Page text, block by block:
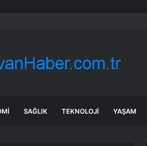
Almanya’da Her Gün Can Yakıyor” Uyarısı
SAĞLIK TEKNOLOJI YAŞAM